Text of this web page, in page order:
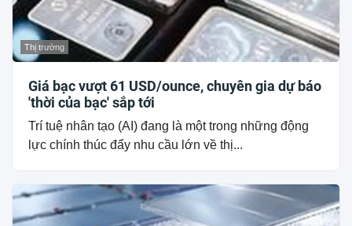
Thị trường
Giá bạc vượt 61 USD/ounce, chuyên gia dự báo
'thời của bạc' sắp tới
Trí tuệ nhân tạo (AI) đang là một trong những động
lực chính thúc đẩy nhu cầu lớn về thị...